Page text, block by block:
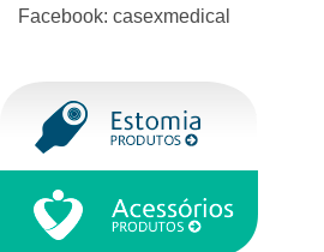
Facebook: casexmedical